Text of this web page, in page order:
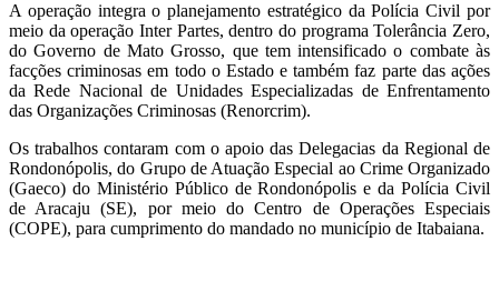
A operação integra o planejamento estratégico da Polícia Civil por
meio da operação Inter Partes, dentro do programa Tolerância Zero,
do Governo de Mato Grosso, que tem intensificado o combate às
facções criminosas em todo o Estado e também faz parte das ações
da Rede Nacional de Unidades Especializadas de Enfrentamento
das Organizações Criminosas (Renorcrim).
Os trabalhos contaram com o apoio das Delegacias da Regional de
Rondonópolis, do Grupo de Atuação Especial ao Crime Organizado
(Gaeco) do Ministério Público de Rondonópolis e da Polícia Civil
de Aracaju (SE), por meio do Centro de Operações Especiais
(COPE), para cumprimento do mandado no município de Itabaiana.